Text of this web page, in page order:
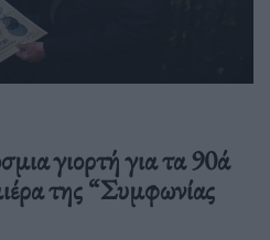
γιορτή για τα 90ά
της “Συμφωνίας